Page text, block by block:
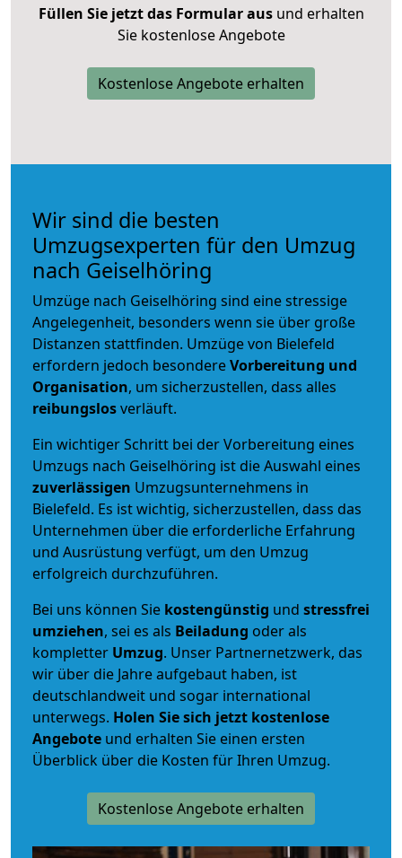
Füllen Sie jetzt das Formular ausund erhalten
Sie kostenlose Angebote
Kostenlose Angebote erhalten
Wir sind die besten
Umzugsexperten für den Umzug
nach Geiselhöring
Umzüge nach Geiselhöring sind eine stressige
Angelegenheit, besonders wenn sie über große
Distanzen stattfinden. Umzüge von Bielefeld
erfordern jedoch besondereVorbereitung und
Organisation, um sicherzustellen, dass alles
reibungslosverläuft.
Ein wichtiger Schritt bei der Vorbereitung eines
Umzugs nach Geiselhöring ist die Auswahl eines
zuverlässigen Umzugsunternehmens in
Bielefeld. Es ist wichtig, sicherzustellen, dass das
Unternehmen über die erforderliche Erfahrung
und Ausrüstung verfügt, um den Umzug
erfolgreich durchzuführen.
Bei uns können Sie kostengünstig und stressfrei
umziehen, sei es als Beiladung oder als
kompletter Umzug. Unser Partnernetzwerk, das
wir über die Jahre aufgebaut haben, ist
deutschlandweit und sogar international
unterwegs. Holen Sie sich jetzt kostenlose
Angebote und erhalten Sie einen ersten
Überblick über die Kosten für Ihren Umzug.
Kostenlose Angebote erhalten